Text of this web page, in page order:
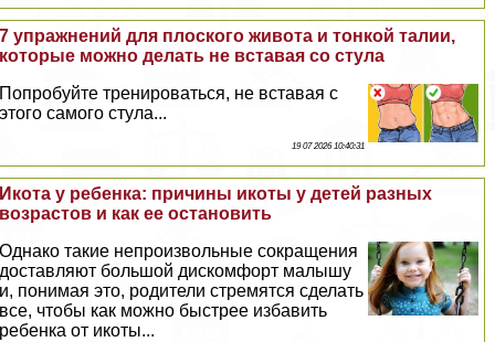
7 упражнений для плоского живота и тонкой талии,
которые можно делать не вставая со стула
Попробуйте тренироваться, не вставая с
этого самого стула...
19 07 2026 10:40:31
Икота у ребенка: причины икоты у детей разных
возрастов и как ее остановить
Однако такие непроизвольные сокращения
доставляют большой дискомфорт малышу
и, понимая это, родители стремятся сделать
все, чтобы как можно быстрее избавить
ребенка от икоты...